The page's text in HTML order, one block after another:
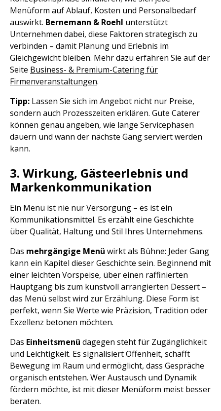
Menüform auf Ablauf, Kosten und Personalbedarf
auswirkt. Bernemann & Roehl unterstützt
Unternehmen dabei, diese Faktoren strategisch zu
verbinden – damit Planung und Erlebnis im
Gleichgewicht bleiben. Mehr dazu erfahren Sie auf der
Seite Business- & Premium-Catering für
Firmenveranstaltungen.
Tipp: Lassen Sie sich im Angebot nicht nur Preise,
sondern auch Prozesszeiten erklären. Gute Caterer
können genau angeben, wie lange Servicephasen
dauern und wann der nächste Gang serviert werden
kann.
3. Wirkung, Gästeerlebnis und
Markenkommunikation
Ein Menü ist nie nur Versorgung – es ist ein
Kommunikationsmittel. Es erzählt eine Geschichte
über Qualität, Haltung und Stil Ihres Unternehmens.
Das mehrgängige Menü wirkt als Bühne: Jeder Gang
kann ein Kapitel dieser Geschichte sein. Beginnend mit
einer leichten Vorspeise, über einen raffinierten
Hauptgang bis zum kunstvoll arrangierten Dessert –
das Menü selbst wird zur Erzählung. Diese Form ist
perfekt, wenn Sie Werte wie Präzision, Tradition oder
Exzellenz betonen möchten.
Das Einheitsmenü dagegen steht für Zugänglichkeit
und Leichtigkeit. Es signalisiert Offenheit, schafft
Bewegung im Raum und ermöglicht, dass Gespräche
organisch entstehen. Wer Austausch und Dynamik
fördern möchte, ist mit dieser Menüform meist besser
beraten.